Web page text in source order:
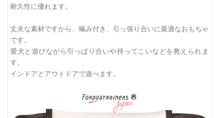
耐久性に優れます。
丈夫な素材ですから、噛み付き、引っ張り合いに最適なおもちゃ
です。
愛犬と遊びながら引っぱり合いや持ってこいなどを教えられま
す。
インドアとアウトドアで遊べます。